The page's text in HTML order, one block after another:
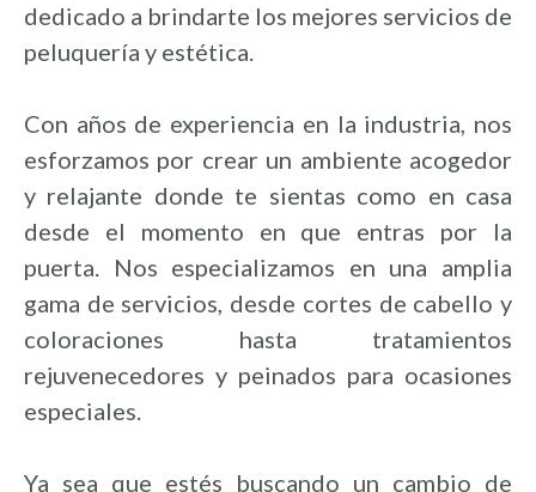
dedicado a brindarte los mejores servicios de
peluquería y estética.
Con años de experiencia en la industria, nos
esforzamos por crear un ambiente acogedor
y relajante donde te sientas como en casa
desde el momento en que entras por la
puerta. Nos especializamos en una amplia
gama de servicios, desde cortes de cabello y
coloraciones hasta tratamientos
rejuvenecedores y peinados para ocasiones
especiales.
Ya sea que estés buscando un cambio de